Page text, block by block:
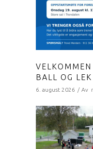
BALL OG
6. august 2026 Av